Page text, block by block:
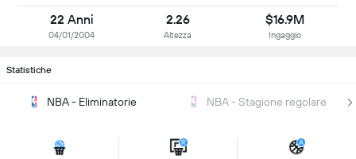
22 Anni
04/01/2004
2.26
Altezza
$16.9M
Ingaggio
Statistiche
NBA - Eliminatorie NBA - Stagione regolare